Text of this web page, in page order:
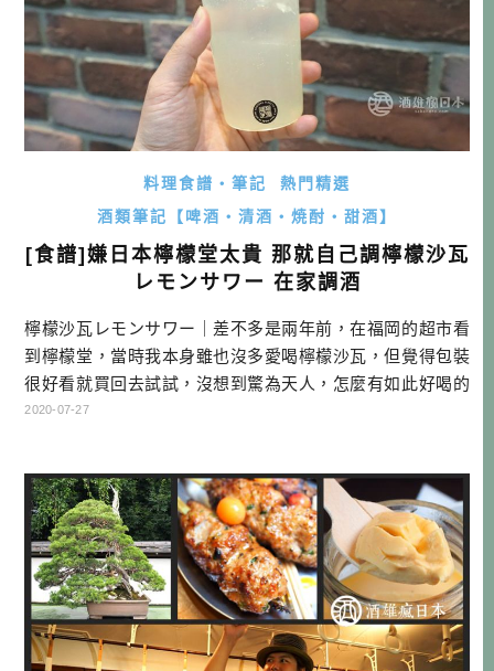
料理食譜・筆記
熱門精選
酒類筆記【啤酒・清酒・焼酎・甜酒】
[食譜]嫌日本檸檬堂太貴 那就自己調檸檬沙瓦
レモンサワー 在家調酒
檸檬沙瓦レモンサワー｜差不多是兩年前，在福岡的超市看
到檸檬堂，當時我本身雖也沒多愛喝檸檬沙瓦，但覺得包裝
很好看就買回去試試，沒想到驚為天人，怎麼有如此好喝的
罐裝酒！一開始檸檬堂是九州限定，所以變成當時前往九州
在家調出類似檸檬堂味道的檸檬沙瓦哦！ 警語：未成年請勿
飲酒、酒後不開車 ▲檸檬堂 […]…
2020-07-27